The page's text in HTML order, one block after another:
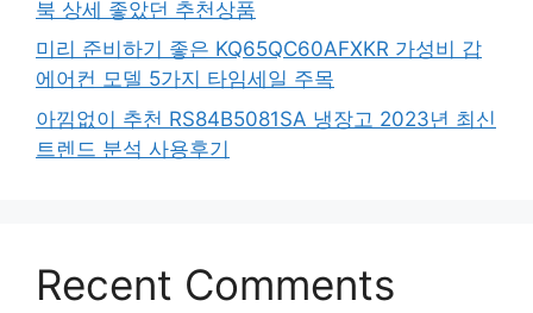
북 상세 좋았던 추천상품
미리 준비하기 좋은 KQ65QC60AFXKR 가성비 갑
에어컨 모델 5가지 타임세일 주목
아낌없이 추천 RS84B5081SA 냉장고 2023년 최신
트렌드 분석 사용후기
Recent Comments